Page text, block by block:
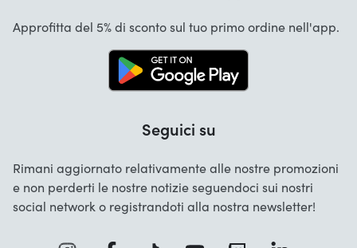
Startselect App
Approfitta del 5% di sconto sul tuo primo ordine nell'app.
Seguici su
Rimani aggiornato relativamente alle nostre promozioni
e non perderti le nostre notizie seguendoci sui nostri
social network o registrandoti alla nostra newsletter!